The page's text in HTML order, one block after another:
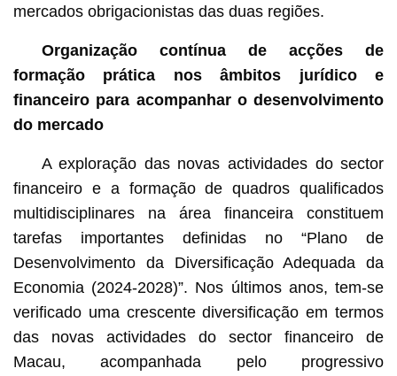
mercados obrigacionistas das duas regiões.
Organização contínua de acções de
formação prática nos âmbitos jurídico e
financeiro para acompanhar o desenvolvimento
do mercado
A exploração das novas actividades do sector
financeiro e a formação de quadros qualificados
multidisciplinares na área financeira constituem
tarefas importantes definidas no “Plano de
Desenvolvimento da Diversificação Adequada da
Economia (2024-2028)”. Nos últimos anos, tem-se
verificado uma crescente diversificação em termos
das novas actividades do sector financeiro de
Macau, acompanhada pelo progressivo